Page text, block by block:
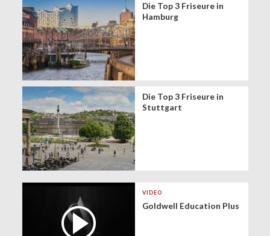
Die Top 3 Friseure in
Hamburg
Die Top 3 Friseure in
Stuttgart
VIDEO
Goldwell Education Plus